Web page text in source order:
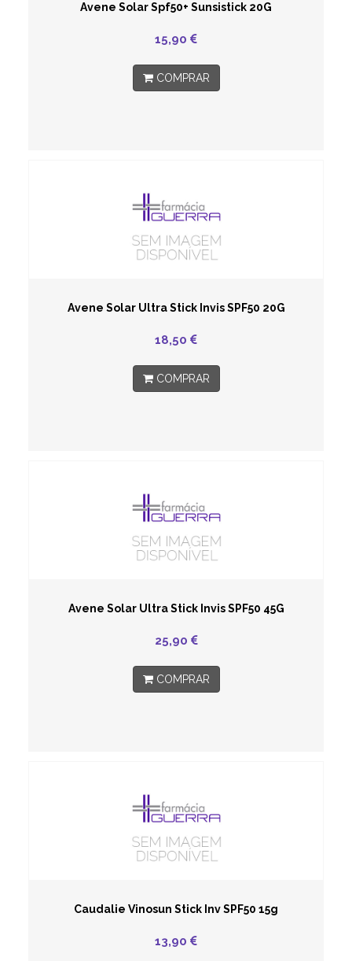
Avene Solar Spf50+ Sunsistick 20G
15,90
COMPRAR
Avene Solar Ultra Stick Invis SPF50 20G
18,50
COMPRAR
Avene Solar Ultra Stick Invis SPF50 45G
25,90
COMPRAR
Caudalie Vinosun Stick Inv SPF50 15g
13,90